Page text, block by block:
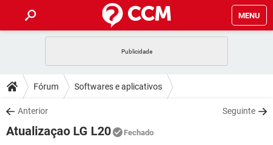
MENU
CELULAR FACEBOOK
OUTLOOK
INSTAGRAM GMAIL
DICAS
JOGOS WHATSAPP
DOWNLOADS
JOGOS WHATSAPP
Fórum Softwares e aplicativos
Anterior Seguinte
Atualizaçao LG L20 Fechado